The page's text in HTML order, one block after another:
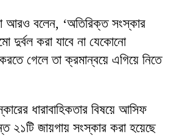
আরও বলেন, ‘অতিরিক্ত সংস্কার
দুর্বল করা যাবে না যেকোনো
গেলে তা ক্রমান্বয়ে এগিয়ে নিতে
ধারাবাহিকতার বিষয়ে আসিফ
২১টি জায়গায় সংস্কার করা হয়েছে